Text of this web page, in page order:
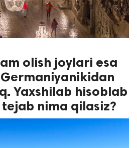
olish joylari esa
Yaxshilab hisoblab
nima qilasiz?